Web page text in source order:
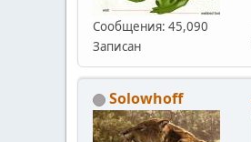
Сообщения: 45,090
Записан
Solowhoff